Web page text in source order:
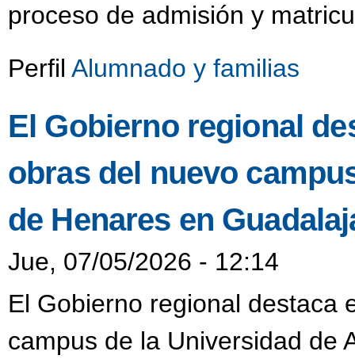
proceso de admisión y
Perfil Alumnado y familias
El Gobierno regional
obras del nuevo
de Henares en
Jue, 07/05/2026 - 12:14
El Gobierno regional destaca
campus de la Universidad de